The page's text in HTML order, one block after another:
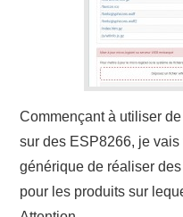
Commençant à utiliser
sur des ESP8266, je
générique de réaliser
pour les produits sur